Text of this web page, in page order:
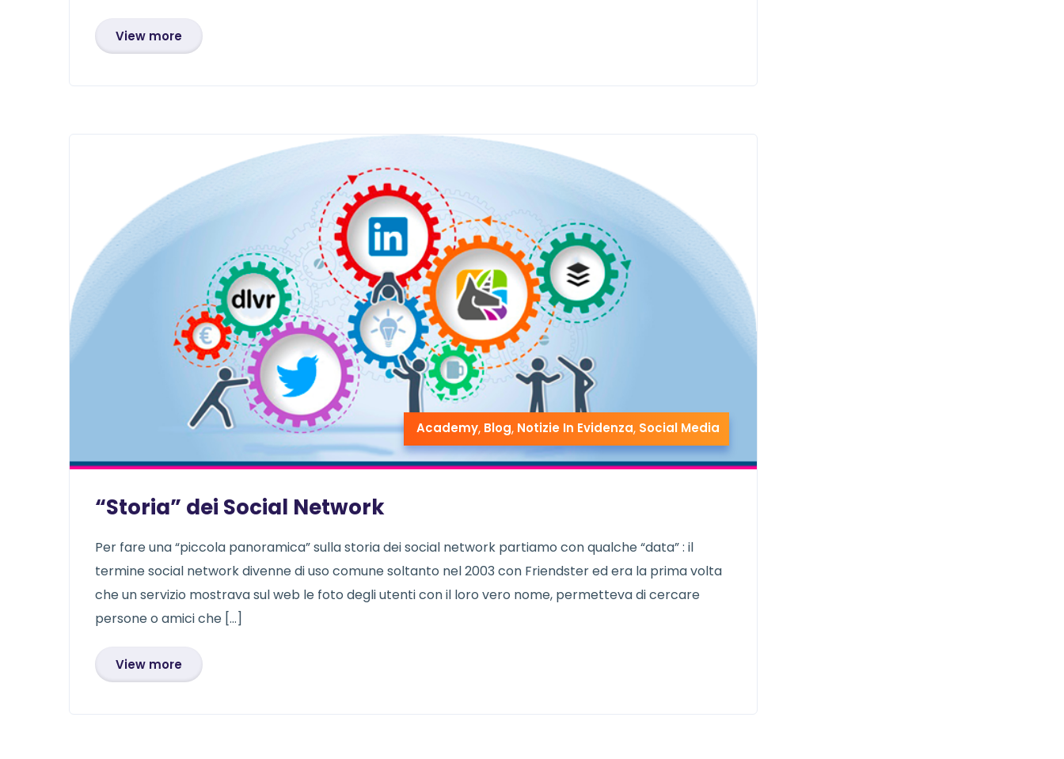
View more
Academy, Blog, Notizie In Evidenza, Social Media
“Storia” dei Social Network
Per fare una “piccola panoramica” sulla storia dei social network partiamo con qualche “data” : il
termine social network divenne di uso comune soltanto nel 2003 con Friendster ed era la prima volta
che un servizio mostrava sul web le foto degli utenti con il loro vero nome, permetteva di cercare
persone o amici che […]
View more